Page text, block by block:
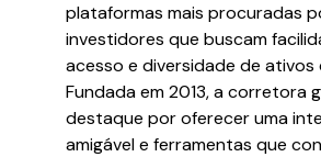
plataformas mais procuradas
investidores que buscam
acesso e diversidade de ativos
Fundada em 2013, a corretora
destaque por oferecer uma
amigável e ferramentas que